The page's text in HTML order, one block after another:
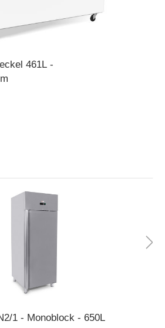
461L -
1 - Monoblock - 650L